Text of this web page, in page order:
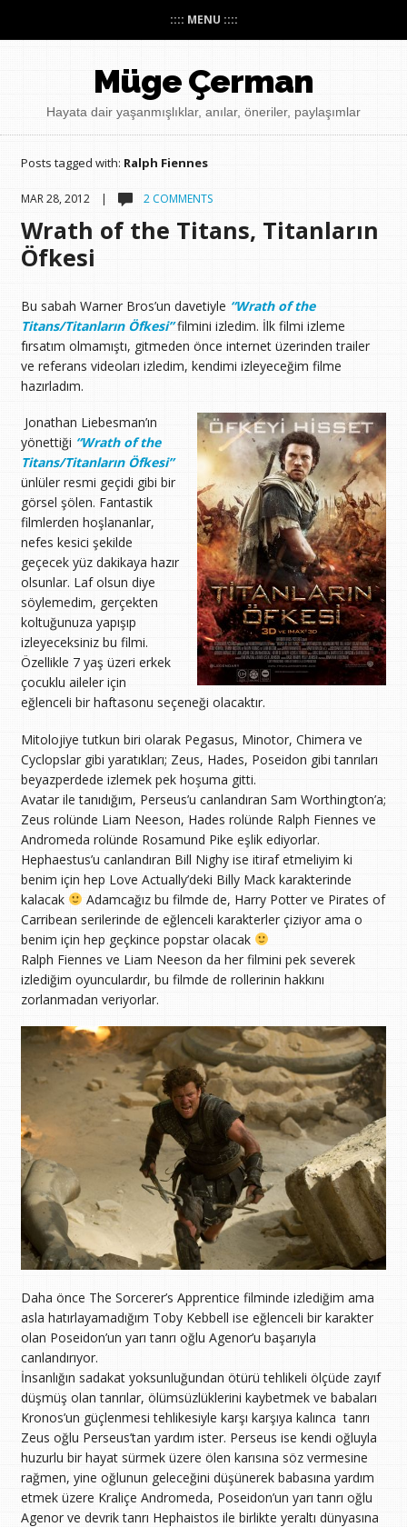
:::: MENU ::::
Müge Çerman
Hayata dair yaşanmışlıklar, anılar, öneriler, paylaşımlar
Posts tagged with: Ralph Fiennes
MAR 28, 2012 | 2 COMMENTS
Wrath of the Titans, Titanların
Öfkesi
Bu sabah Warner Bros’un davetiyle “Wrath of the
Titans/Titanların Öfkesi”filmini izledim. İlk filmi izleme
fırsatım olmamıştı, gitmeden önce internet üzerinden trailer
ve referans videoları izledim, kendimi izleyeceğim filme
hazırladım.
Jonathan Liebesman’ın
yönettiği “Wrath of the
Titans/Titanların Öfkesi”
ünlüler resmi geçidi gibi bir
görsel şölen. Fantastik
filmlerden hoşlananlar,
nefes kesici şekilde
geçecek yüz dakikaya hazır
olsunlar. Laf olsun diye
söylemedim, gerçekten
koltuğunuza yapışıp
izleyeceksiniz bu filmi.
Özellikle 7 yaş üzeri erkek
çocuklu aileler için
eğlenceli bir haftasonu seçeneği olacaktır.
Mitolojiye tutkun biri olarak Pegasus, Minotor, Chimera ve
Cyclopslar gibi yaratıkları; Zeus, Hades, Poseidon gibi tanrıları
beyazperdede izlemek pek hoşuma gitti.
Avatar ile tanıdığım, Perseus’u canlandıran Sam Worthington’a;
Zeus rolünde Liam Neeson, Hades rolünde Ralph Fiennes ve
Andromeda rolünde Rosamund Pike eşlik ediyorlar.
Hephaestus’u canlandıran Bill Nighy ise itiraf etmeliyim ki
benim için hep Love Actually’deki Billy Mack karakterinde
kalacak
Adamcağız bu filmde de, Harry Potter ve Pirates of
Carribean serilerinde de eğlenceli karakterler çiziyor ama o
benim için hep geçkince popstar olacak
Ralph Fiennes ve Liam Neeson da her filmini pek severek
izlediğim oyunculardır, bu filmde de rollerinin hakkını
zorlanmadan veriyorlar.
Daha önce The Sorcerer’s Apprentice filminde izlediğim ama
asla hatırlayamadığım Toby Kebbell ise eğlenceli bir karakter
olan Poseidon’un yarı tanrı oğlu Agenor’u başarıyla
canlandırıyor.
İnsanlığın sadakat yoksunluğundan ötürü tehlikeli ölçüde zayıf
düşmüş olan tanrılar, ölümsüzlüklerini kaybetmek ve babaları
Kronos’un güçlenmesi tehlikesiyle karşı karşıya kalınca tanrı
Zeus oğlu Perseus’tan yardım ister. Perseus ise kendi oğluyla
huzurlu bir hayat sürmek üzere ölen karısına söz vermesine
rağmen, yine oğlunun geleceğini düşünerek babasına yardım
etmek üzere Kraliçe Andromeda, Poseidon’un yarı tanrı oğlu
Agenor ve devrik tanrı Hephaistos ile birlikte yeraltı dünyasına